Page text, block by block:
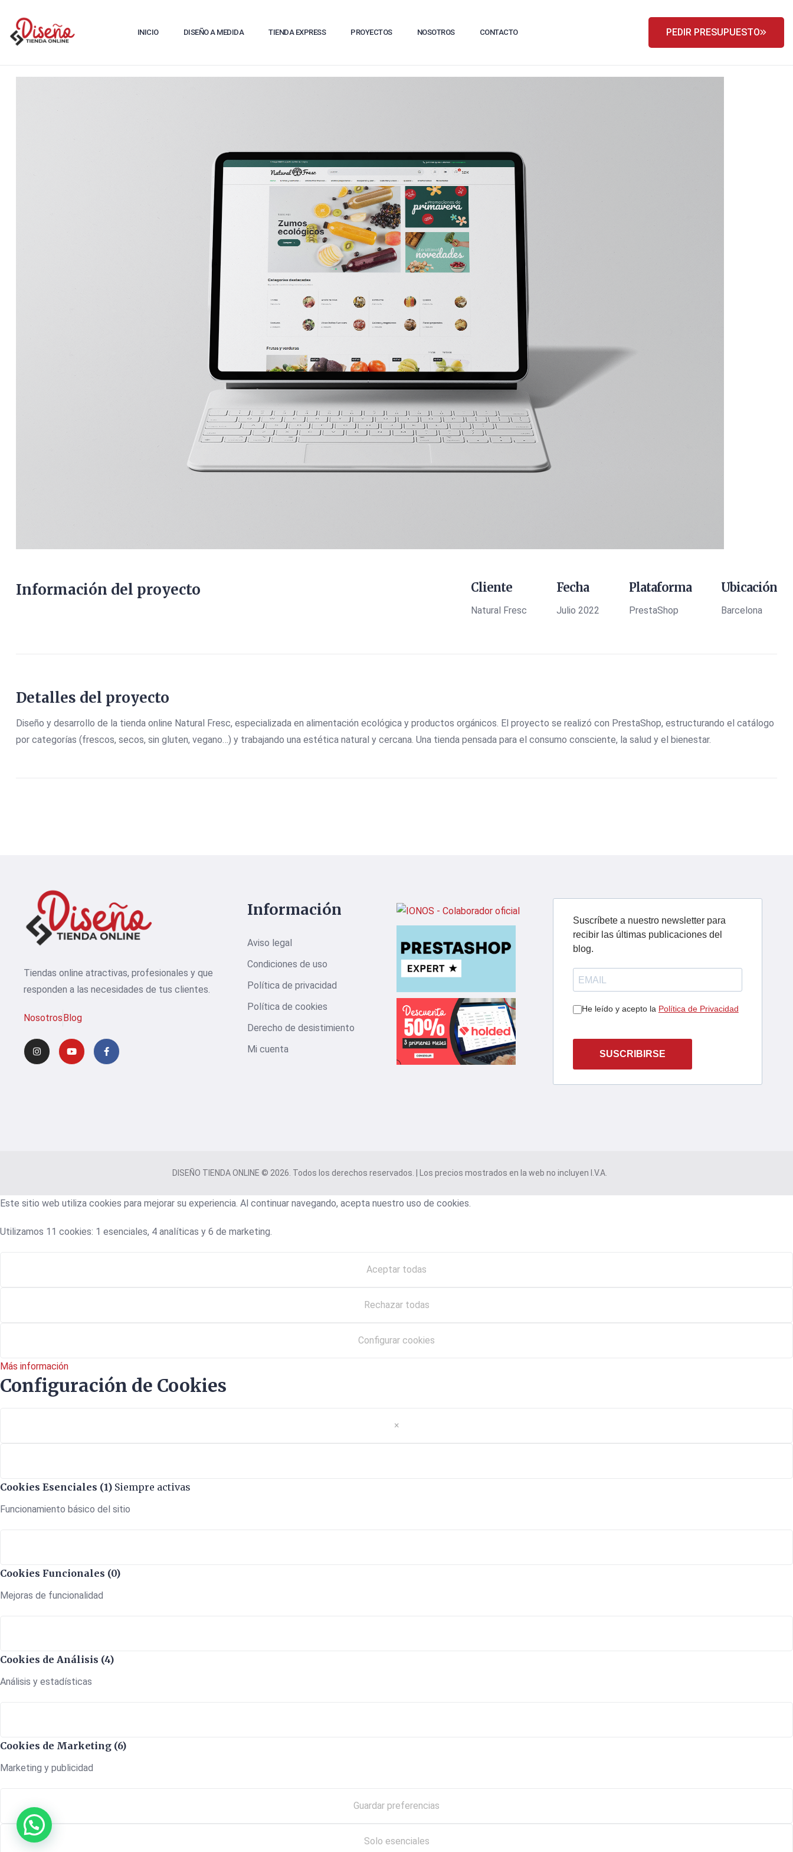
INICIO DISEÑO A MEDIDA TIENDA EXPRESS PROYECTOS NOSOTROS CONTACTO PEDIR PRESUPUESTO
Información del proyecto Cliente
Natural Fresc
Fecha
Julio 2022
Plataforma
PrestaShop
Ubicación
Barcelona
Detalles del proyecto
Diseño y desarrollo de la tienda online Natural Fresc, especializada en alimentación ecológica y productos orgánicos. El proyecto se realizó con PrestaShop, estructurando el catálogo
por categorías (frescos, secos, sin gluten, vegano…) y trabajando una estética natural y cercana. Una tienda pensada para el consumo consciente, la salud y el bienestar.
Tiendas online atractivas, profesionales y que
responden a las necesidades de tus clientes.
Nosotros Blog
Información
Aviso legal
Condiciones de uso
Política de privacidad
Política de cookies
Derecho de desistimiento
Mi cuenta
Suscríbete a nuestro newsletter para
recibir las últimas publicaciones del
blog.
He leído y acepto la Política de Privacidad
SUSCRIBIRSE
DISEÑO TIENDA ONLINE © 2026. Todos los derechos reservados. | Los precios mostrados en la web no incluyen I.V.A.
Este sitio web utiliza cookies para mejorar su experiencia. Al continuar navegando, acepta nuestro uso de cookies.
Utilizamos 11 cookies: 1 esenciales, 4 analíticas y 6 de marketing.
Aceptar todas
Rechazar todas
Configurar cookies
Más información
Configuración de Cookies
×
Cookies Esenciales (1) Siempre activas
Funcionamiento básico del sitio
Cookies Funcionales (0)
Mejoras de funcionalidad
Cookies de Análisis (4)
Análisis y estadísticas
Cookies de Marketing (6)
Marketing y publicidad
Guardar preferencias
Solo esenciales